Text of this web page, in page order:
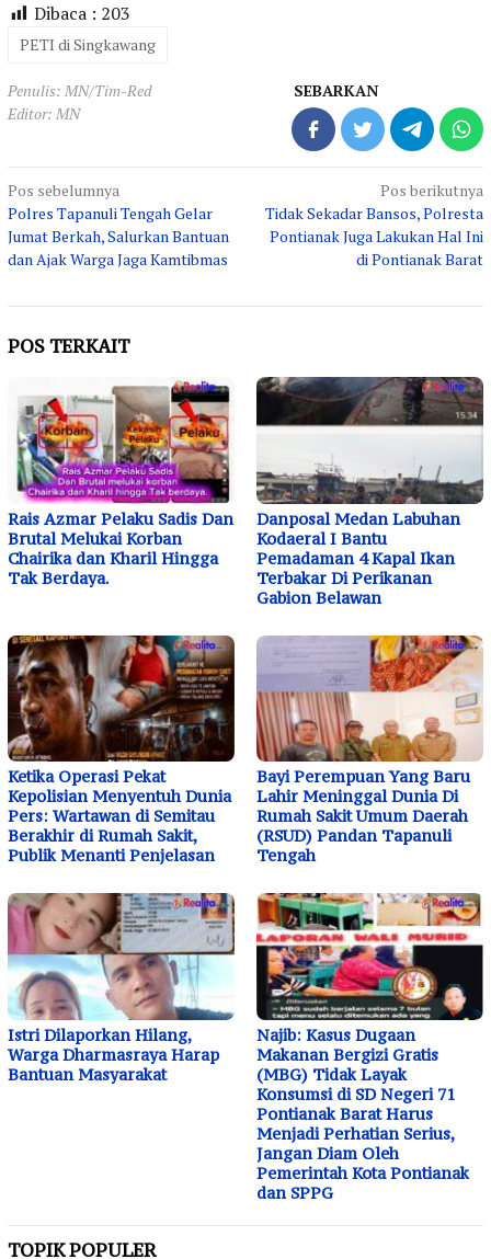
Dibaca : 203
PETI di Singkawang
Penulis: MN/Tim-Red
Editor: MN
SEBARKAN
Navigasi
pos
Pos sebelumnya
Polres Tapanuli Tengah Gelar
Jumat Berkah, Salurkan Bantuan
dan Ajak Warga Jaga Kamtibmas
Pos berikutnya
Tidak Sekadar Bansos, Polresta
Pontianak Juga Lakukan Hal Ini
di Pontianak Barat
POS TERKAIT
Rais Azmar Pelaku Sadis Dan
Brutal Melukai Korban
Chairika dan Kharil Hingga
Tak Berdaya.
Danposal Medan Labuhan
Kodaeral I Bantu
Pemadaman 4 Kapal Ikan
Terbakar Di Perikanan
Gabion Belawan
Ketika Operasi Pekat
Kepolisian Menyentuh Dunia
Pers: Wartawan di Semitau
Berakhir di Rumah Sakit,
Publik Menanti Penjelasan
Bayi Perempuan Yang Baru
Lahir Meninggal Dunia Di
Rumah Sakit Umum Daerah
(RSUD) Pandan Tapanuli
Tengah
Istri Dilaporkan Hilang,
Warga Dharmasraya Harap
Bantuan Masyarakat
Najib: Kasus Dugaan
Makanan Bergizi Gratis
(MBG) Tidak Layak
Konsumsi di SD Negeri 71
Pontianak Barat Harus
Menjadi Perhatian Serius,
Jangan Diam Oleh
Pemerintah Kota Pontianak
dan SPPG
TOPIK POPULER